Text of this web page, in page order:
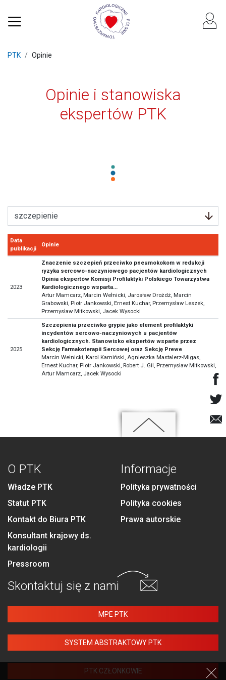
PTK Opinie
Opinie i stanowiska
ekspertów PTK
Data
publikacji
Opinie
2023
Znaczenie szczepień przeciwko pneumokokom w redukcji
ryzyka sercowo-naczyniowego pacjentów kardiologicznych
Opinia ekspertów Komisji Profilaktyki Polskiego Towarzystwa
Kardiologicznego wsparta...
Artur Mamcarz, Marcin Wełnicki, Jarosław Drożdż, Marcin
Grabowski, Piotr Jankowski, Ernest Kuchar, Przemysław Leszek,
Przemysław Mitkowski, Jacek Wysocki
2025
Szczepienia przeciwko grypie jako element profilaktyki
incydentów sercowo-naczyniowych u pacjentów
kardiologicznych. Stanowisko ekspertów wsparte przez
Sekcję Farmakoterapii Sercowej oraz Sekcję Prewe
Marcin Wełnicki, Karol Kamiński, Agnieszka Mastalerz-Migas,
Ernest Kuchar, Piotr Jankowski, Robert J. Gil, Przemysław Mitkowski,
Artur Mamcarz, Jacek Wysocki
O PTK
Władze PTK
Statut PTK
Kontakt do Biura PTK
Konsultant krajowy ds.
kardiologii
Pressroom
Informacje
Polityka prywatności
Polityka cookies
Prawa autorskie
Skontaktuj się z nami
MPE PTK
SYSTEM ABSTRAKTOWY PTK
PTK CZŁONKOWIE